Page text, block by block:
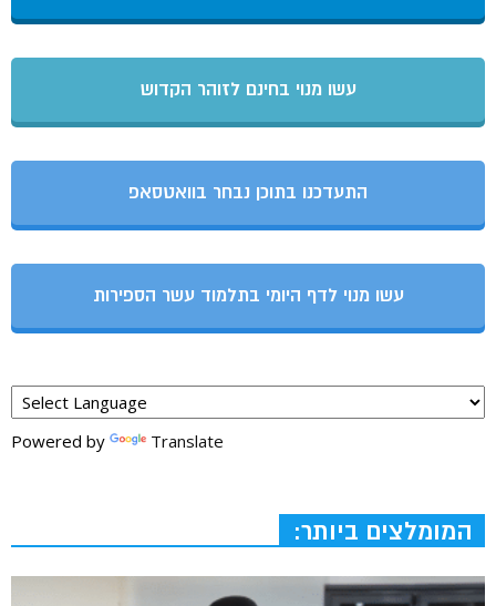
עשו מנוי בחינם לזוהר הקדוש
התעדכנו בתוכן נבחר בוואטסאפ
עשו מנוי לדף היומי בתלמוד עשר הספירות
Powered by Translate
המומלצים ביותר: